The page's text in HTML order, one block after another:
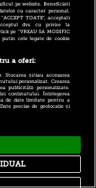
RSS
pe website. Beneficiati
cu caracter personal.
TOATE”, acceptati
dvs. cu privire la
pe “VREAU SA MODIFIC
putin cele legate de cookie
a oferi:
Stocarea și/sau accesarea
personalizat. Crearea
publicității personalizate.
conținutului. Înțelegerea
de date limitate pentru a
precise de geolocație și